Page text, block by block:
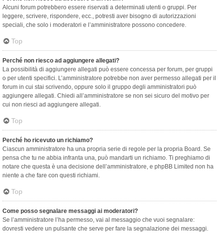
Alcuni forum potrebbero essere riservati a determinati utenti o gruppi. Per
leggere, scrivere, rispondere, ecc., potresti aver bisogno di autorizzazioni
speciali, che solo i moderatori e l’amministratore possono concedere.
Top
Perché non riesco ad aggiungere allegati?
La possibilità di aggiungere allegati può essere concessa per forum, per gruppi
o per utenti specifici. L’amministratore potrebbe non aver permesso allegati per il
forum in cui stai scrivendo, oppure solo il gruppo degli amministratori può
aggiungere allegati. Chiedi all’amministratore se non sei sicuro del motivo per
cui non riesci ad aggiungere allegati.
Top
Perché ho ricevuto un richiamo?
Ciascun amministratore ha una propria serie di regole per la propria Board. Se
pensa che tu ne abbia infranta una, può mandarti un richiamo. Ti preghiamo di
notare che questa è una decisione dell’amministratore, e phpBB Limited non ha
niente a che fare con questi richiami.
Top
Come posso segnalare messaggi ai moderatori?
Se l’amministratore l’ha permesso, vai al messaggio che vuoi segnalare:
dovresti vedere un pulsante che serve per fare la segnalazione dei messaggi.